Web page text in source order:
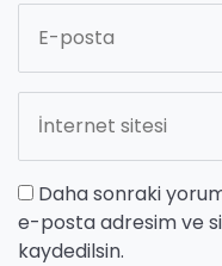
Daha sonraki
e-posta adresim ve
kaydedilsin.